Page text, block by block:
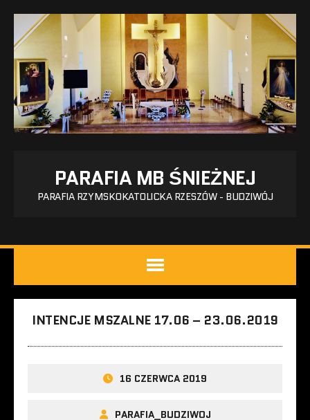
PARAFIA MB ŚNIEŻNEJ
PARAFIA RZYMSKOKATOLICKA RZESZÓW - BUDZIWÓJ
INTENCJE MSZALNE 17.06 – 23.06.2019
16 CZERWCA 2019
PARAFIA_BUDZIWOJ